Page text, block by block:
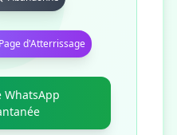
Page d'Atterrissage
WhatsApp